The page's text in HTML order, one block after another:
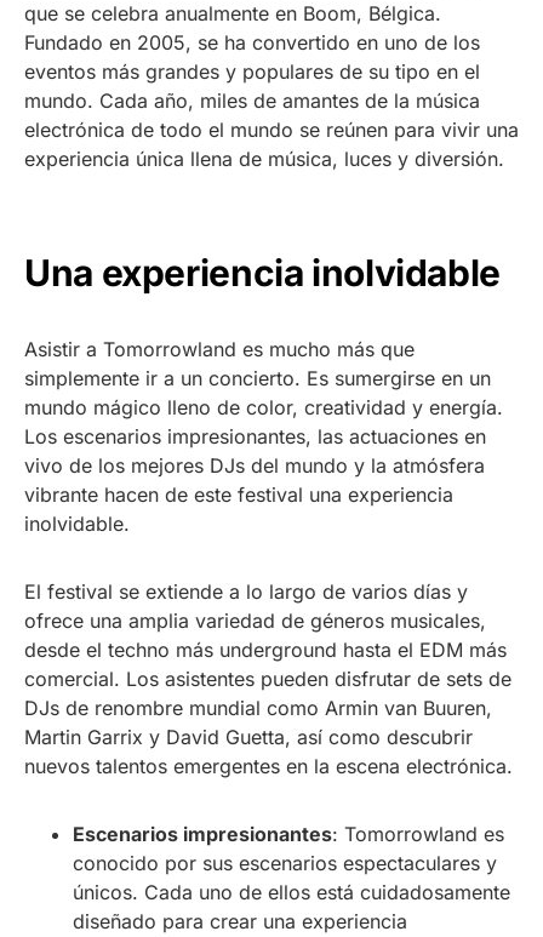
que se celebra anualmente en Boom, Bélgica.
Fundado en 2005, se ha convertido en uno de los
eventos más grandes y populares de su tipo en el
mundo. Cada año, miles de amantes de la música
electrónica de todo el mundo se reúnen para vivir una
experiencia única llena de música, luces y diversión.
Una experiencia inolvidable
Asistir a Tomorrowland es mucho más que
simplemente ir a un concierto. Es sumergirse en un
mundo mágico lleno de color, creatividad y energía.
Los escenarios impresionantes, las actuaciones en
vivo de los mejores DJs del mundo y la atmósfera
vibrante hacen de este festival una experiencia
inolvidable.
El festival se extiende a lo largo de varios días y
ofrece una amplia variedad de géneros musicales,
desde el techno más underground hasta el EDM más
comercial. Los asistentes pueden disfrutar de sets de
DJs de renombre mundial como Armin van Buuren,
Martin Garrix y David Guetta, así como descubrir
nuevos talentos emergentes en la escena electrónica.
Escenarios impresionantes: Tomorrowland es
conocido por sus escenarios espectaculares y
únicos. Cada uno de ellos está cuidadosamente
diseñado para crear una experiencia